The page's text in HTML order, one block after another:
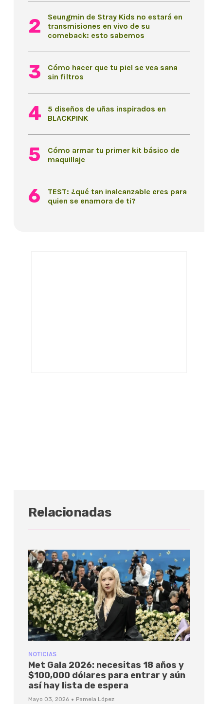
Seungmin de Stray Kids no estará en
transmisiones en vivo de su
comeback: esto sabemos
Cómo hacer que tu piel se vea sana
sin filtros
5 diseños de uñas inspirados en
BLACKPINK
Cómo armar tu primer kit básico de
maquillaje
TEST: ¿qué tan inalcanzable eres para
quien se enamora de ti?
Relacionadas
NOTICIAS
Met Gala 2026: necesitas 18 años y
$100,000 dólares para entrar y aún
así hay lista de espera
Mayo 03, 2026 · Pamela López